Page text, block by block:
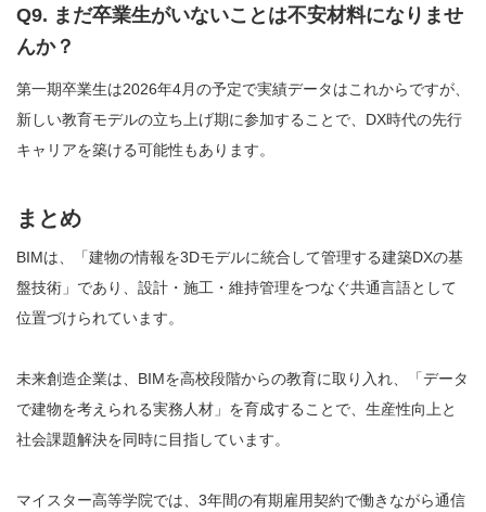
Q9. まだ卒業生がいないことは不安材料になりませ
んか？
第一期卒業生は2026年4月の予定で実績データはこれからですが、
新しい教育モデルの立ち上げ期に参加することで、DX時代の先行
キャリアを築ける可能性もあります。
まとめ
BIMは、「建物の情報を3Dモデルに統合して管理する建築DXの基
盤技術」であり、設計・施工・維持管理をつなぐ共通言語として
位置づけられています。
未来創造企業は、BIMを高校段階からの教育に取り入れ、「データ
で建物を考えられる実務人材」を育成することで、生産性向上と
社会課題解決を同時に目指しています。
マイスター高等学院では、3年間の有期雇用契約で働きながら通信